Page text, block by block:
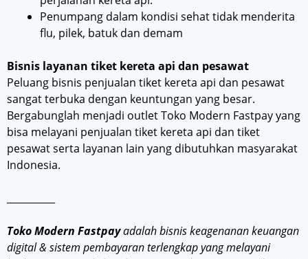
Penumpang dalam kondisi sehat tidak menderita
flu, pilek, batuk dan demam
Bisnis layanan tiket kereta api dan pesawat
Peluang bisnis penjualan tiket kereta api dan pesawat
sangat terbuka dengan keuntungan yang besar.
Bergabunglah menjadi outlet Toko Modern Fastpay yang
bisa melayani penjualan tiket kereta api dan tiket
pesawat serta layanan lain yang dibutuhkan masyarakat
Indonesia.
Toko Modern Fastpayadalah bisnis keagenanan keuangan
digital & sistem pembayaran terlengkap yang melayani